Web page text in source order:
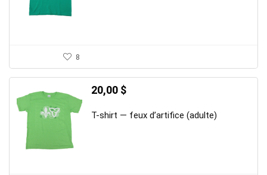
8
20,00 $
T-shirt — feux d’artifice (adulte)